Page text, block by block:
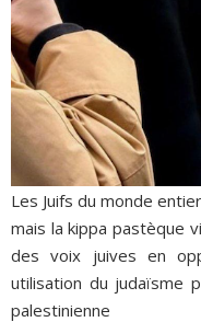
Les Juifs du monde
mais la kippa pastèque
des voix juives en
utilisation du judaïsme
palestinienne